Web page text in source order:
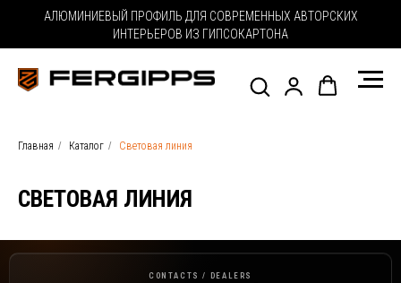
АЛЮМИНИЕВЫЙ ПРОФИЛЬ ДЛЯ СОВРЕМЕННЫХ АВТОРСКИХ
ИНТЕРЬЕРОВ ИЗ ГИПСОКАРТОНА
Главная / Каталог / Световая линия
СВЕТОВАЯ ЛИНИЯ
Контакты, офис и дилеры FerGipps
CONTACTS / DEALERS